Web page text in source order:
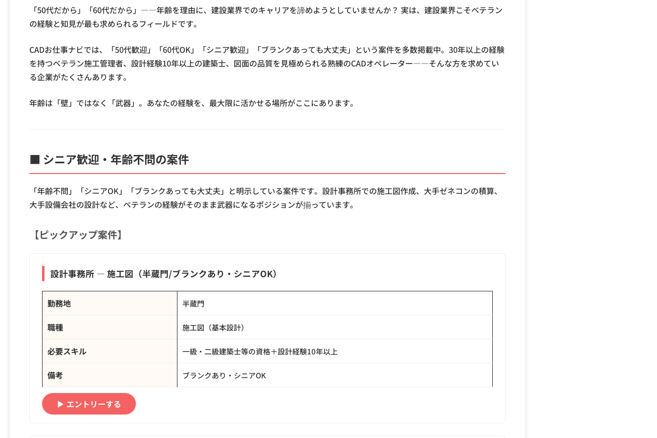
「50代だから」「60代だから」――年齢を理由に、建設業界でのキャリアを諦めようとしていませんか？ 実は、建設業界こそベテラン
の経験と知見が最も求められるフィールドです。
CADお仕事ナビでは、「50代歓迎」「60代OK」「シニア歓迎」「ブランクあっても大丈夫」という案件を多数掲載中。30年以上の経験
を持つベテラン施工管理者、設計経験10年以上の建築士、図面の品質を見極められる熟練のCADオペレーター――そんな方を求めてい
る企業がたくさんあります。
年齢は「壁」ではなく「武器」。あなたの経験を、最大限に活かせる場所がここにあります。
■ シニア歓迎・年齢不問の案件
「年齢不問」「シニアOK」「ブランクあっても大丈夫」と明示している案件です。設計事務所での施工図作成、大手ゼネコンの積算、
大手設備会社の設計など、ベテランの経験がそのまま武器になるポジションが揃っています。
【ピックアップ案件】
設計事務所 ― 施工図（半蔵門/ブランクあり・シニアOK）
勤務地 半蔵門
職種 施工図（基本設計）
必要スキル 一級・二級建築士等の資格＋設計経験10年以上
備考 ブランクあり・シニアOK
▶ エントリーする